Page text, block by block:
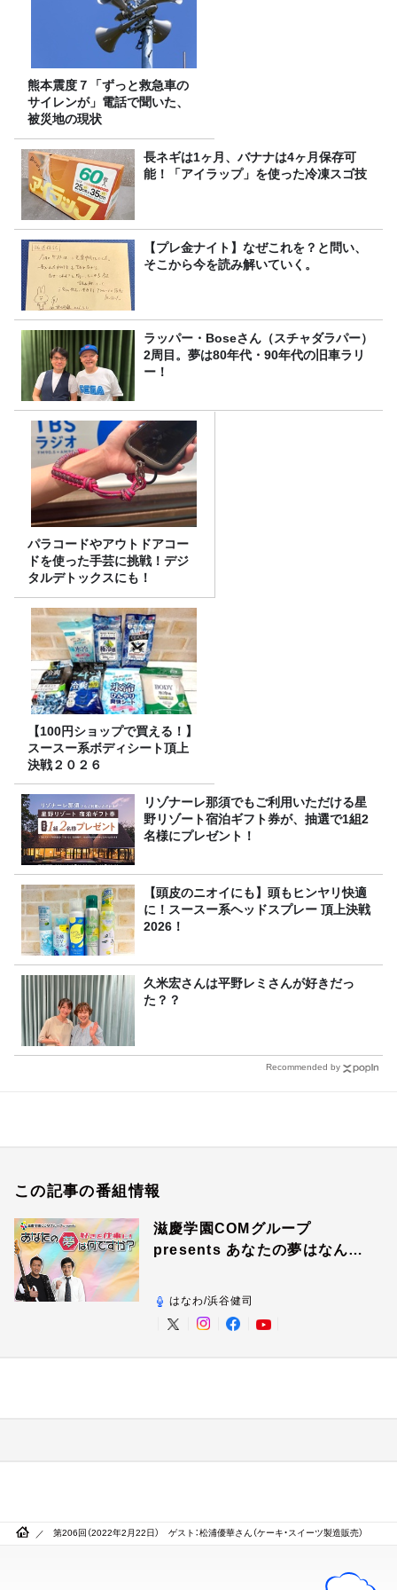
熊本震度７「ずっと救急車の
サイレンが」電話で聞いた、
被災地の現状
長ネギは1ヶ月、バナナは4ヶ月保存可
能！「アイラップ」を使った冷凍スゴ技
【プレ金ナイト】なぜこれを？と問い、
そこから今を読み解いていく。
ラッパー・Boseさん（スチャダラパー）
2周目。夢は80年代・90年代の旧車ラリ
ー！
パラコードやアウトドアコー
ドを使った手芸に挑戦！デジ
タルデトックスにも！
【100円ショップで買える！】
スースー系ボディシート頂上
決戦２０２６
リゾナーレ那須でもご利用いただける星
野リゾート宿泊ギフト券が、抽選で1組2
名様にプレゼント！
【頭皮のニオイにも】頭もヒンヤリ快適
に！スースー系ヘッドスプレー 頂上決戦
2026！
久米宏さんは平野レミさんが好きだっ
た？？
Recommended by
この記事の番組情報
滋慶学園COMグループ
presents あなたの夢はなんで
はなわ/浜谷健司
第206回（2022年2月22日） ゲスト：松浦優華さん（ケーキ・スイーツ製造販売）